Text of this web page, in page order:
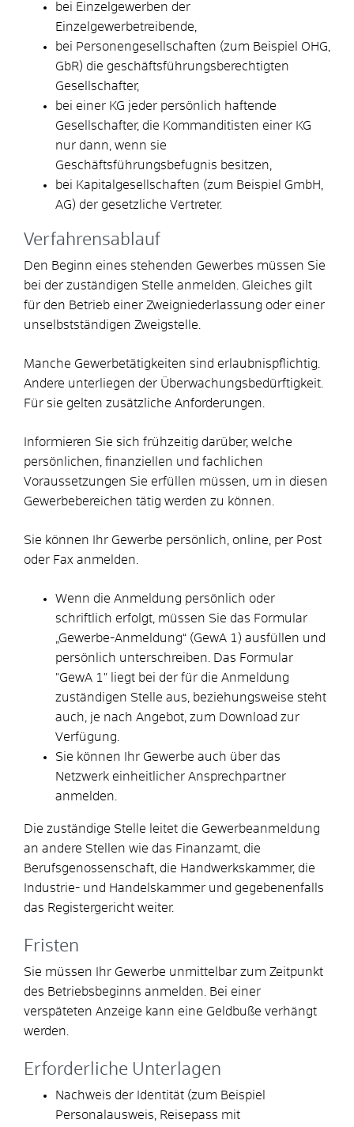
bei Einzelgewerben der
Einzelgewerbetreibende,
bei Personengesellschaften (zum Beispiel OHG,
GbR) die geschäftsführungsberechtigten
Gesellschafter,
bei einer KG jeder persönlich haftende
Gesellschafter, die Kommanditisten einer KG
nur dann, wenn sie
Geschäftsführungsbefugnis besitzen,
bei Kapitalgesellschaften (zum Beispiel GmbH,
AG) der gesetzliche Vertreter.
Verfahrensablauf
Den Beginn eines stehenden Gewerbes müssen Sie
bei der zuständigen Stelle anmelden. Gleiches gilt
für den Betrieb einer Zweigniederlassung oder einer
unselbstständigen Zweigstelle.
Manche Gewerbetätigkeiten sind erlaubnispflichtig.
Andere unterliegen der Überwachungsbedürftigkeit.
Für sie gelten zusätzliche Anforderungen.
Informieren Sie sich frühzeitig darüber, welche
persönlichen, finanziellen und fachlichen
Voraussetzungen Sie erfüllen müssen, um in diesen
Gewerbebereichen tätig werden zu können.
Sie können Ihr Gewerbe persönlich, online, per Post
oder Fax anmelden.
Wenn die Anmeldung persönlich oder
schriftlich erfolgt, müssen Sie das Formular
„Gewerbe-Anmeldung“ (GewA 1) ausfüllen und
persönlich unterschreiben. Das Formular
"GewA 1" liegt bei der für die Anmeldung
zuständigen Stelle aus, beziehungsweise steht
auch, je nach Angebot, zum Download zur
Verfügung.
Sie können Ihr Gewerbe auch über das
Netzwerk einheitlicher Ansprechpartner
anmelden.
Die zuständige Stelle leitet die Gewerbeanmeldung
an andere Stellen wie das Finanzamt, die
Berufsgenossenschaft, die Handwerkskammer, die
Industrie- und Handelskammer und gegebenenfalls
das Registergericht weiter.
Fristen
Sie müssen Ihr Gewerbe unmittelbar zum Zeitpunkt
des Betriebsbeginns anmelden. Bei einer
verspäteten Anzeige kann eine Geldbuße verhängt
werden.
Erforderliche Unterlagen
Nachweis der Identität (zum Beispiel
Personalausweis, Reisepass mit